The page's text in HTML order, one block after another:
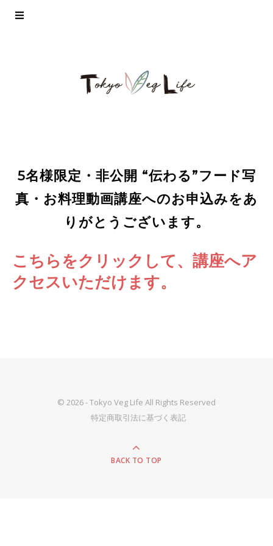
5名様限定・非公開 “伝わる”フード写
真・お料理動画講座へのお申込みをあ
りがとうございます。
こちらをクリックして、講座へア
クセスいただけます。
© 2026 - Tokyo Veg Life All Rights Reserved
特定商取引法に基づく表記
BACK TO TOP